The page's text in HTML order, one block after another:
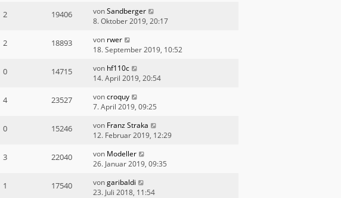
2 19406 vonSandberger
8. Oktober 2019, 20:17
2 18893 von rwer
18. September 2019, 10:52
0 14715 von hf110c
14. April 2019, 20:54
4 23527 voncroquy
7. April 2019, 09:25
0 15246 von Franz Straka
12. Februar 2019, 12:29
3 22040 von Modeller
26. Januar 2019, 09:35
1 17540 vongaribaldi
23. Juli 2018, 11:54